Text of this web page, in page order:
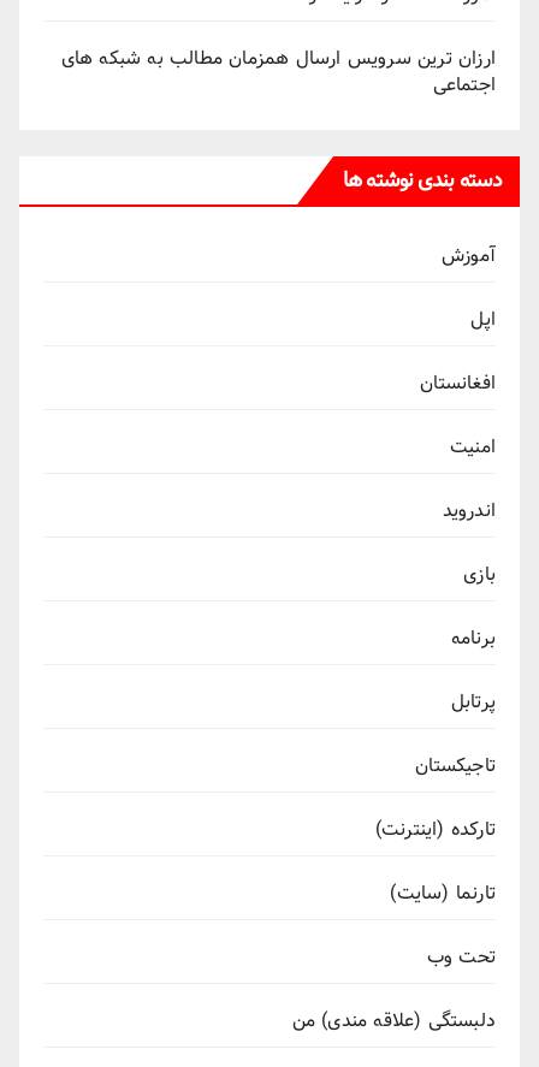
ارزان ترین سرویس ارسال همزمان مطالب به شبکه های
اجتماعی
دسته بندی نوشته ها
آموزش
اپل
افغانستان
امنیت
اندروید
بازی
برنامه
پرتابل
تاجیکستان
تارکده (اینترنت)
تارنما (سایت)
تحت وب
دلبستگی (علاقه مندی) من